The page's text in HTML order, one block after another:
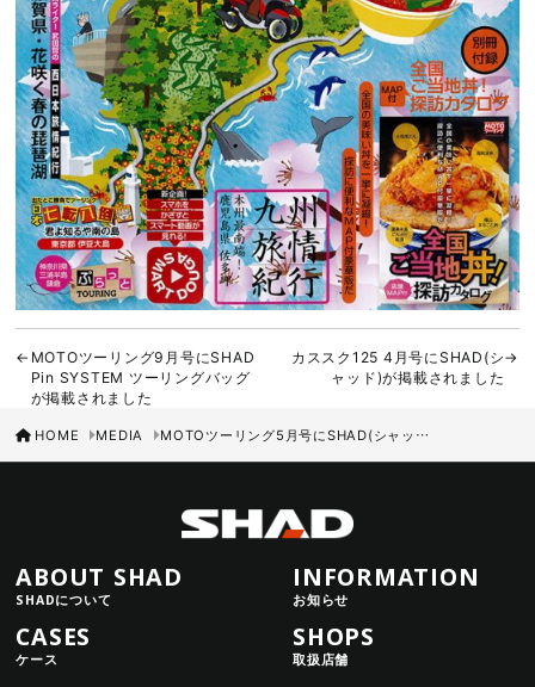
カススク125 4月号にSHAD(シ
ャッド)が掲載されました
MOTOツーリング9月号にSHAD
Pin SYSTEM ツーリングバッグ
が掲載されました
HOME MEDIA MOTOツーリング5月号にSHAD(シャッド)TOP CASE SH58Xが掲載されました
ABOUT SHAD
SHADについて
CASES
ケース
INFORMATION
お知らせ
SHOPS
取扱店舗